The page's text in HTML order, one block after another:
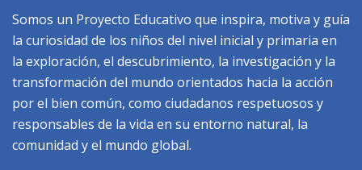
Somos un Proyecto Educativo que inspira, motiva y guía
la curiosidad de los niños del nivel inicial y primaria en
la exploración, el descubrimiento, la investigación y la
transformación del mundo orientados hacia la acción
por el bien común, como ciudadanos respetuosos y
responsables de la vida en su entorno natural, la
comunidad y el mundo global.